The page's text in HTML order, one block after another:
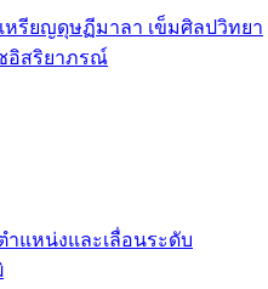
หรียญดุษฏีมาลา เข็มศิลปวิทยา
อิสริยาภรณ์
ำแหน่งและเลื่อนระดับ